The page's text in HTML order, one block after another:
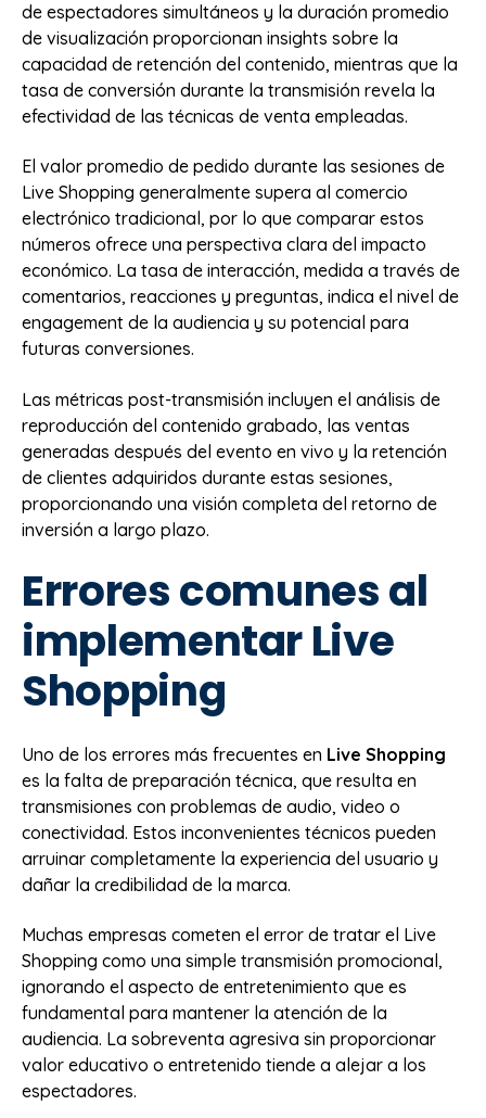
de espectadores simultáneos y la duración promedio
de visualización proporcionan insights sobre la
capacidad de retención del contenido, mientras que la
tasa de conversión durante la transmisión revela la
efectividad de las técnicas de venta empleadas.
El valor promedio de pedido durante las sesiones de
Live Shopping generalmente supera al comercio
electrónico tradicional, por lo que comparar estos
números ofrece una perspectiva clara del impacto
económico. La tasa de interacción, medida a través de
comentarios, reacciones y preguntas, indica el nivel de
engagement de la audiencia y su potencial para
futuras conversiones.
Las métricas post-transmisión incluyen el análisis de
reproducción del contenido grabado, las ventas
generadas después del evento en vivo y la retención
de clientes adquiridos durante estas sesiones,
proporcionando una visión completa del retorno de
inversión a largo plazo.
Errores comunes al
implementar Live
Shopping
Uno de los errores más frecuentes en Live Shopping
es la falta de preparación técnica, que resulta en
transmisiones con problemas de audio, video o
conectividad. Estos inconvenientes técnicos pueden
arruinar completamente la experiencia del usuario y
dañar la credibilidad de la marca.
Muchas empresas cometen el error de tratar el Live
Shopping como una simple transmisión promocional,
ignorando el aspecto de entretenimiento que es
fundamental para mantener la atención de la
audiencia. La sobreventa agresiva sin proporcionar
valor educativo o entretenido tiende a alejar a los
espectadores.